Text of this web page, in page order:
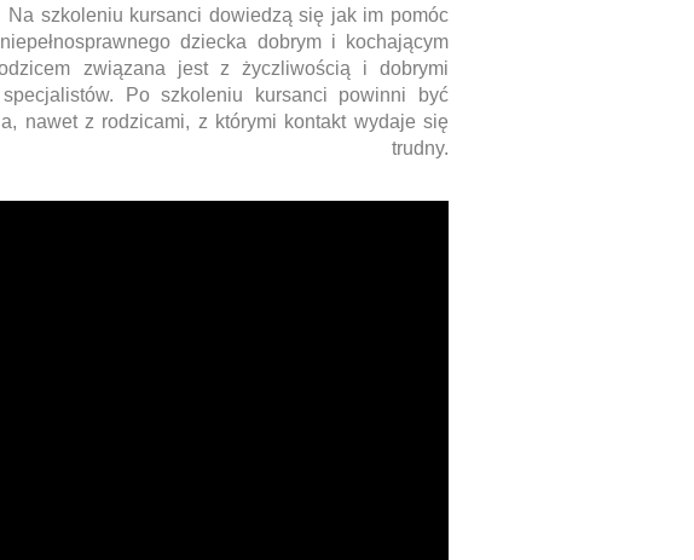
szkoleniu kursanci dowiedzą się jak im pomóc
dziecka dobrym i kochającym
związana jest z życzliwością i dobrymi
Po szkoleniu kursanci powinni być
nawet z rodzicami, z którymi kontakt wydaje się
trudny.